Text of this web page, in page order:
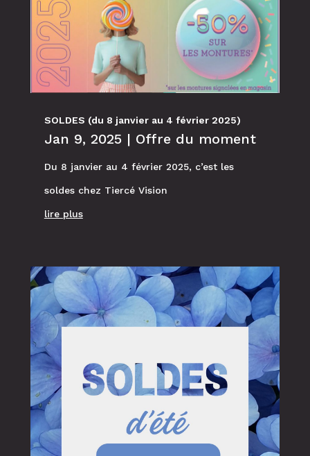
SOLDES (du 8 janvier au 4 février 2025)
Jan 9, 2025 | Offre du moment
Du 8 janvier au 4 février 2025, c’est les
soldes chez Tiercé Vision
lire plus